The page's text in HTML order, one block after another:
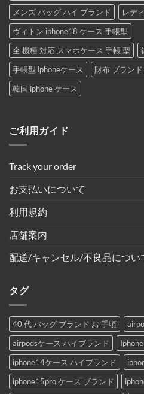
メンズ バッグ ハイ ブランド
レデ
ヴィトン iphone18 ケース 手帳型
全 機種 対応 スマホケース 手帳 型
手帳型 iphoneケース
財布 ブラン
韓国 iphone ケース
ご利用ガイド
Track your order
お支払いについて
利用規約
店舗案内
配送/キャンセル/不良品につい
タグ
40 代 バッグ ブランド お 手頃
airpodsケース ハイブランド
iphone14ケース ハイブランド
iphone15pro ケース ブランド